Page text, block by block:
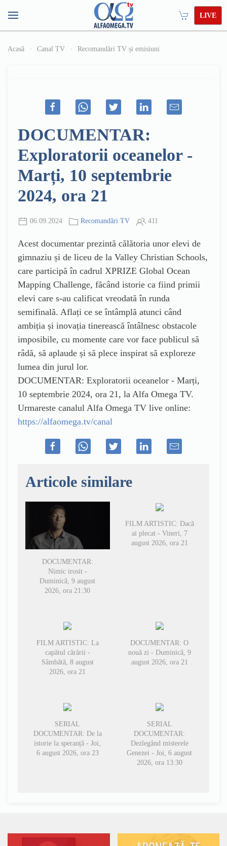
LIVE
Acasă Canal TV Recomandări TV și emisiuni
DOCUMENTAR:
Exploratorii oceanelor -
Marți, 10 septembrie
2024, ora 21
06.09.2024 Recomandări TV 411
Acest documentar prezintă călătoria unor elevi de
gimnaziu și de liceu de la Valley Christian Schools,
care participă în cadrul XPRIZE Global Ocean
Mapping Challenge, făcând istorie ca fiind primii
elevi care s-au calificat vreodată în runda
semifinală. Aflați ce se întâmplă atunci când
ambiția și inovația tinerească întâlnesc obstacole
imposibile, cu momente care vor face publicul să
râdă, să aplaude și să plece inspirat să exploreze
lumea din jurul lor.
DOCUMENTAR: Exploratorii oceanelor - Marți,
10 septembrie 2024, ora 21, la Alfa Omega TV.
Urmareste canalul Alfa Omega TV live online:
https://alfaomega.tv/canal
Articole similare
DOCUMENTAR:
Nimic irosit -
Duminică, 9 august
2026, ora 21:30
FILM ARTISTIC: Dacă
ai plecat - Vineri, 7
august 2026, ora 21
FILM ARTISTIC: La
capătul cărării -
Sâmbătă, 8 august
2026, ora 21
DOCUMENTAR: O
nouă zi - Duminică, 9
august 2026, ora 21
SERIAL
DOCUMENTAR: De la
istorie la speranță - Joi,
6 august 2026, ora 23
SERIAL
DOCUMENTAR:
Dezlegând misterele
Genezei - Joi, 6 august
2026, ora 13:30